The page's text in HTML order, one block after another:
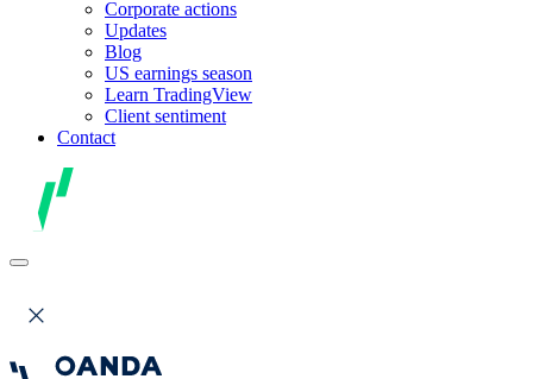
Corporate actions
Updates
Blog
US earnings season
Learn TradingView
Client sentiment
Contact